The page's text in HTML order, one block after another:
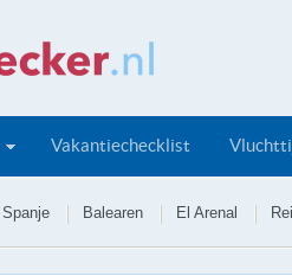
Vakantiechecklist
Spanje Balearen El Arenal